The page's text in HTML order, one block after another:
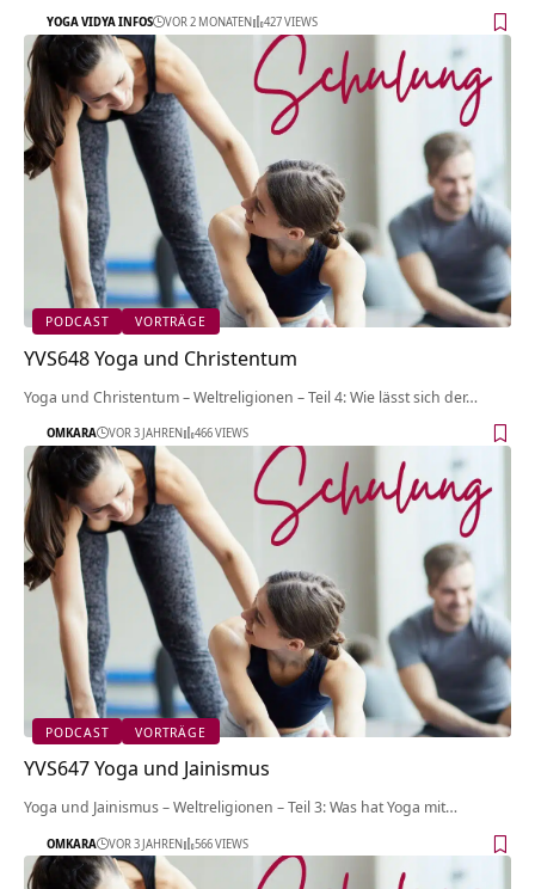
YOGA VIDYA INFOS VOR 2 MONATEN 427 VIEWS
PODCAST VORTRÄGE
YVS648 Yoga und Christentum
Yoga und Christentum – Weltreligionen – Teil 4: Wie lässt sich der…
OMKARA VOR 3 JAHREN 466 VIEWS
PODCAST VORTRÄGE
YVS647 Yoga und Jainismus
Yoga und Jainismus – Weltreligionen – Teil 3: Was hat Yoga mit…
OMKARA VOR 3 JAHREN 566 VIEWS